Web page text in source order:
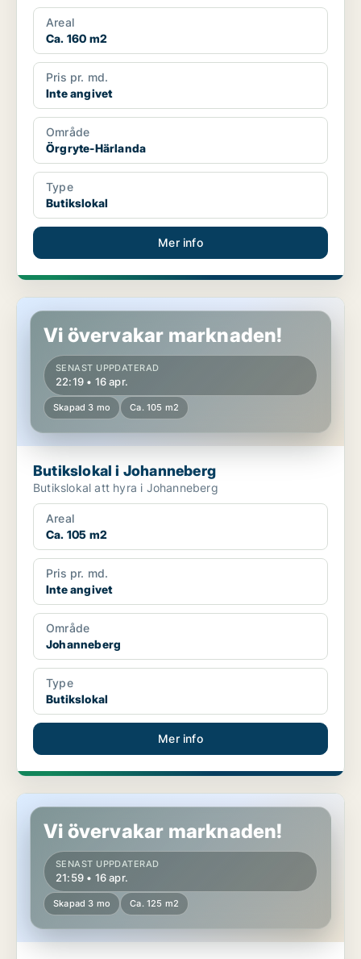
Areal
Ca. 160 m2
Pris pr. md.
Inte angivet
Område
Örgryte-Härlanda
Type
Butikslokal
Mer info
Butikslokal i Johanneberg
Vi övervakar marknaden!
SENAST UPPDATERAD
22:19 • 16 apr.
Skapad 3 mo Ca. 105 m2
Butikslokal i Johanneberg
Butikslokal att hyra i Johanneberg
Areal
Ca. 105 m2
Pris pr. md.
Inte angivet
Område
Johanneberg
Type
Butikslokal
Mer info
Butikslokal på Gärdet/Djurgården
Vi övervakar marknaden!
SENAST UPPDATERAD
21:59 • 16 apr.
Skapad 3 mo Ca. 125 m2